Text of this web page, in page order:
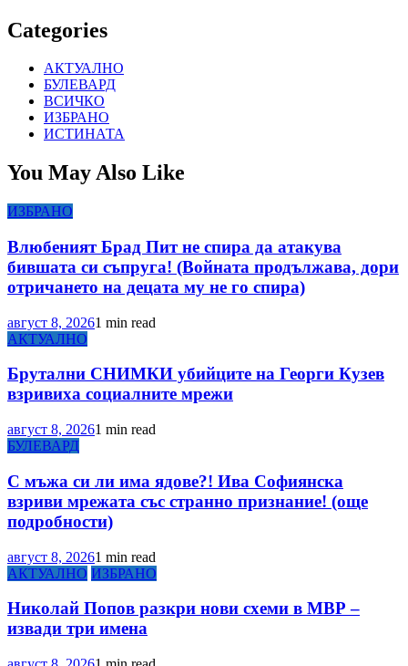
Categories
АКТУАЛНО
БУЛЕВАРД
ВСИЧКО
ИЗБРАНО
ИСТИНАТА
You May Also Like
ИЗБРАНО
Влюбеният Брад Пит не спира да атакува
бившата си съпруга! (Войната продължава, дори
отричането на децата му не го спира)
август 8, 20261 min read
АКТУАЛНО
Брутални СНИМКИ убийците на Георги Кузев
взривиха социалните мрежи
август 8, 20261 min read
БУЛЕВАРД
С мъжа си ли има ядове?! Ива Софиянска
взриви мрежата със странно признание! (още
подробности)
август 8, 20261 min read
АКТУАЛНО ИЗБРАНО
Николай Попов разкри нови схеми в МВР –
извади три имена